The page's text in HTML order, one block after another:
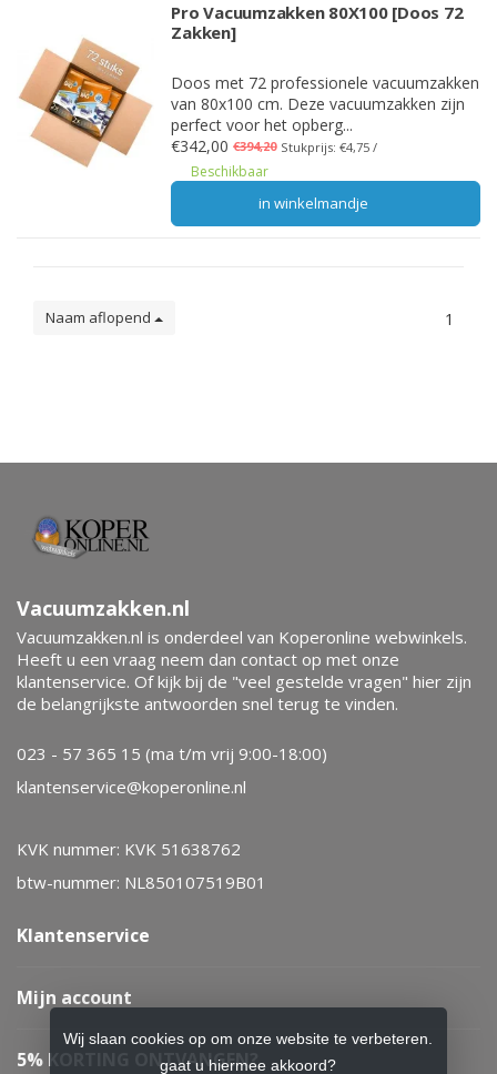
Pro Vacuumzakken 80X100 [Doos 72
Zakken]
Doos met 72 professionele vacuumzakken
van 80x100 cm. Deze vacuumzakken zijn
perfect voor het opberg...
€342,00 €394,20 Stukprijs: €4,75 /
Beschikbaar
in winkelmandje
Naam aflopend 1
Vacuumzakken.nl
Vacuumzakken.nl is onderdeel van Koperonline webwinkels.
Heeft u een vraag neem dan contact op met onze
klantenservice. Of kijk bij de "veel gestelde vragen" hier zijn
de belangrijkste antwoorden snel terug te vinden.
023 - 57 365 15 (ma t/m vrij 9:00-18:00)
klantenservice@koperonline.nl
KVK nummer: KVK 51638762
btw-nummer: NL850107519B01
Klantenservice
Mijn account
5% KORTING ONTVANGEN?
Wij slaan cookies op om onze website te verbeteren.
gaat u hiermee akkoord?